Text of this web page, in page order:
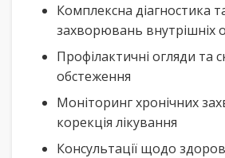
Комплексна діагностика
захворювань внутрішніх
Профілактичні огляди та
обстеження
Моніторинг хронічних
корекція лікування
Консультації щодо